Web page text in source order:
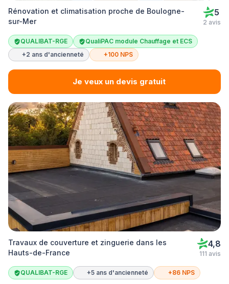
Rénovation et climatisation proche de Boulogne-
sur-Mer
5
2 avis
QUALIBAT-RGE
QualiPAC module Chauffage et ECS
+2 ans d'ancienneté
+100 NPS
Je veux un devis gratuit
Travaux de couverture et zinguerie dans les
Hauts-de-France
4,8
111 avis
QUALIBAT-RGE +5 ans d'ancienneté +86 NPS